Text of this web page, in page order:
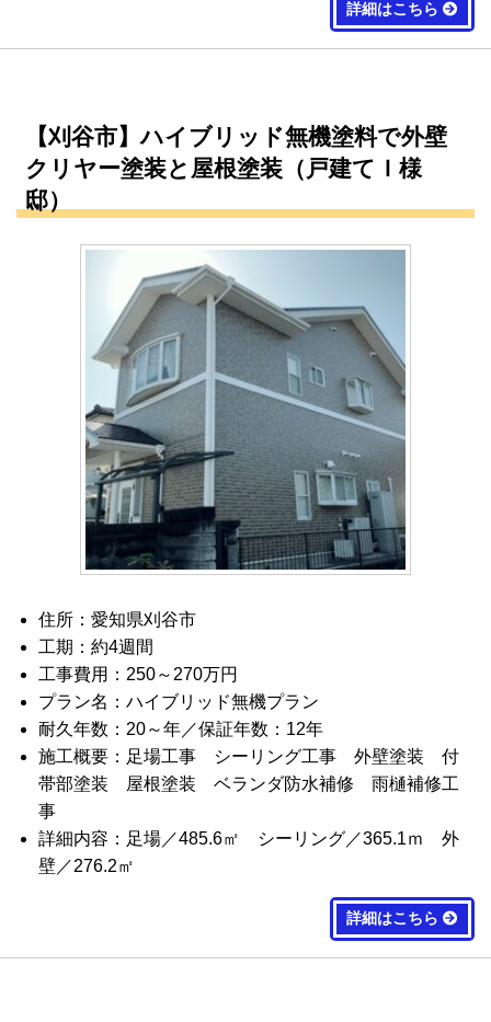
詳細はこちら
【刈谷市】ハイブリッド無機塗料で外壁
クリヤー塗装と屋根塗装（戸建てＩ様
邸）
住所：愛知県刈谷市
工期：約4週間
工事費用：250～270万円
プラン名：ハイブリッド無機プラン
耐久年数：20～年／保証年数：12年
施工概要：足場工事 シーリング工事 外壁塗装 付
帯部塗装 屋根塗装 ベランダ防水補修 雨樋補修工
事
詳細内容：足場／485.6㎡ シーリング／365.1ｍ 外
壁／276.2㎡
詳細はこちら